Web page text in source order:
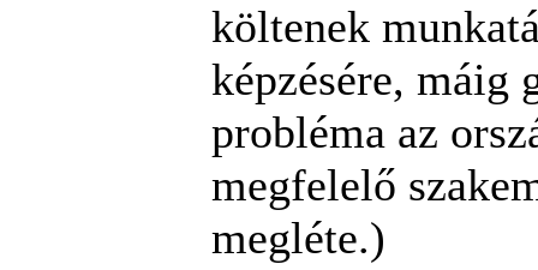
költenek
képzésére, máig
probléma az
megfelelő
megléte.)